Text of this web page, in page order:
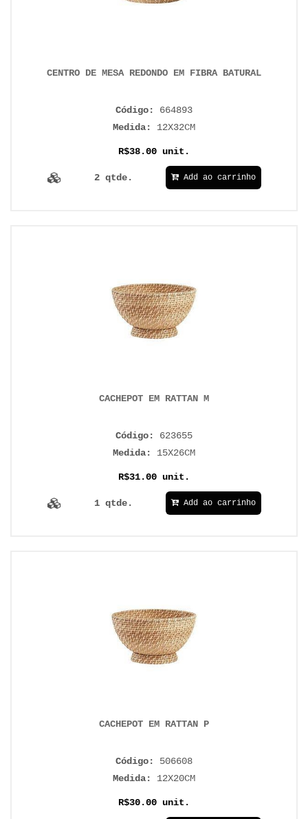
CENTRO DE MESA REDONDO EM FIBRA BATURAL
Código: 664893
Medida: 12X32CM
R$38.00 unit.
2 qtde. Add ao carrinho
CACHEPOT EM RATTAN M
Código: 623655
Medida: 15X26CM
R$31.00 unit.
1 qtde. Add ao carrinho
CACHEPOT EM RATTAN P
Código: 506608
Medida: 12X20CM
R$30.00 unit.